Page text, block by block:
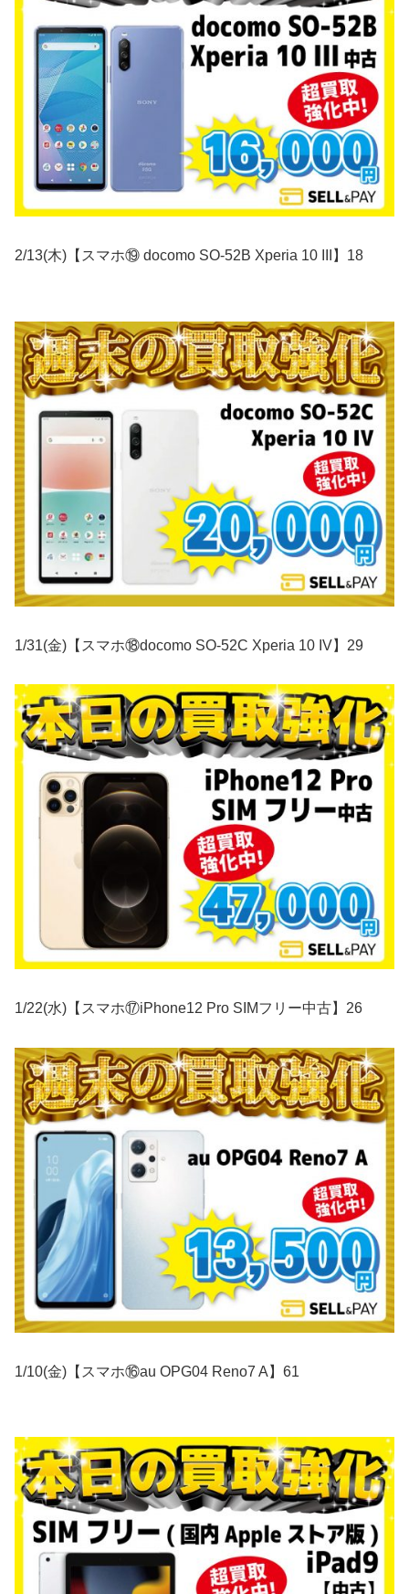
2/13(木)【スマホ⑲ docomo SO-52B Xperia 10 III】18
1/31(金)【スマホ⑱docomo SO-52C Xperia 10 IV】29
1/22(水)【スマホ⑰iPhone12 Pro SIMフリー中古】26
1/10(金)【スマホ⑯au OPG04 Reno7 A】61